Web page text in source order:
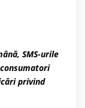
SMS-urile
privind